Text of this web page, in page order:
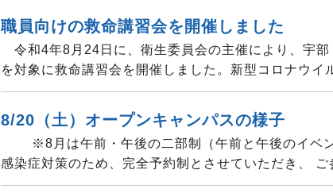
職員向けの救命講習会を開催しました
令和4年8月24日に、衛生委員会の主催により、宇
を対象に救命講習会を開催しました。新型コロナウ
8/20（土）オープンキャンパスの様子
※8月は午前・午後の二部制（午前と午後のイベン
感染症対策のため、完全予約制とさせていただき、